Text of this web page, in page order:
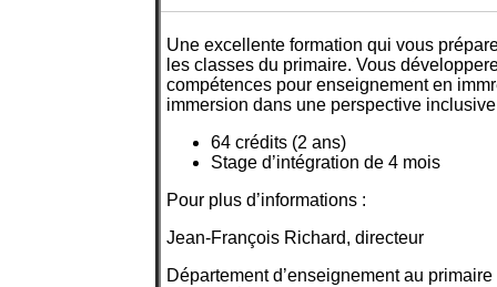
Une excellente formation qui vous
les classes du primaire. Vous
compétences pour enseignement en
immersion dans une perspective
64 crédits (2 ans)
Stage d’intégration de 4 mois
Pour plus d’informations :
Jean-François Richard, directeur
Département d’enseignement au primaire